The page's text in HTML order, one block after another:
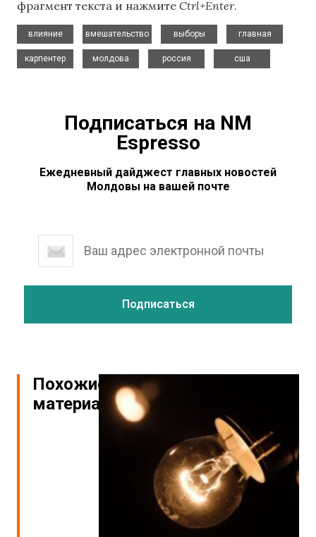
фрагмент текста и нажмите Ctrl+Enter.
влияние
вмешательство
выборы
главная
карпентер
молдова
россия
сша
Подписаться на NM
Espresso
Ежедневный дайджест главных новостей
Молдовы на вашей почте
Похожие
материалы